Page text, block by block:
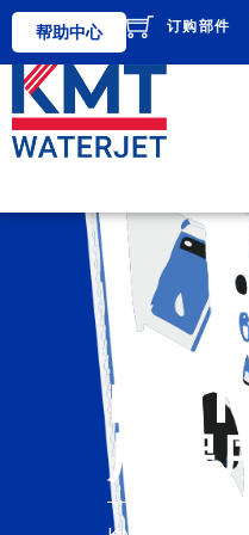
帮助中心 订购部件
KMT
用程